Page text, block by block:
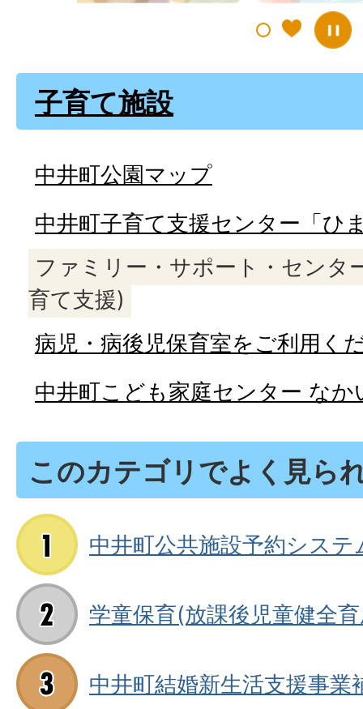
子育て施設
中井町公園マップ
中井町子育て支援センター「ひ
ファミリー・サポート・センタ
育て支援)
病児・病後児保育室をご利用く
中井町こども家庭センター な
このカテゴリでよく見ら
中井町公共施設予約システ
学童保育(放課後児童健全
中井町結婚新生活支援事業